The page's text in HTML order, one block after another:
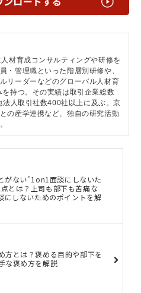
材育成コンサルティングや研修を
・管理職といった階層別研修や、
リーダーなどのグローバル人材育
持つ。その実績は取引企業総数
人取引社数400社以上に及ぶ。京
の産学連携など、独自の研究活動
がない”1on1面談にしないた
とは？上司も部下も苦痛な
にしないためのポイントを解
方とは？褒める目的や部下を
な褒め方を解説